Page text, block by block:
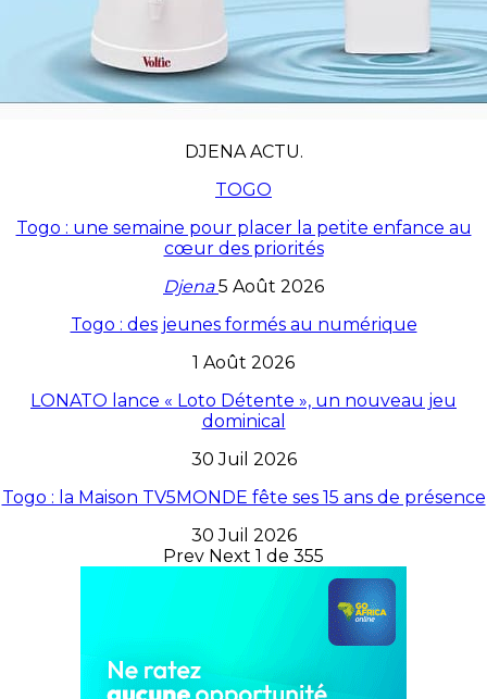
DJENA ACTU.
TOGO
Togo : une semaine pour placer la petite enfance au
cœur des priorités
Djena5 Août 2026
Togo : des jeunes formés au numérique
1 Août 2026
LONATO lance « Loto Détente », un nouveau jeu
dominical
30 Juil 2026
Togo : la Maison TV5MONDE fête ses 15 ans de présence
30 Juil 2026
Prev Next 1 de 355